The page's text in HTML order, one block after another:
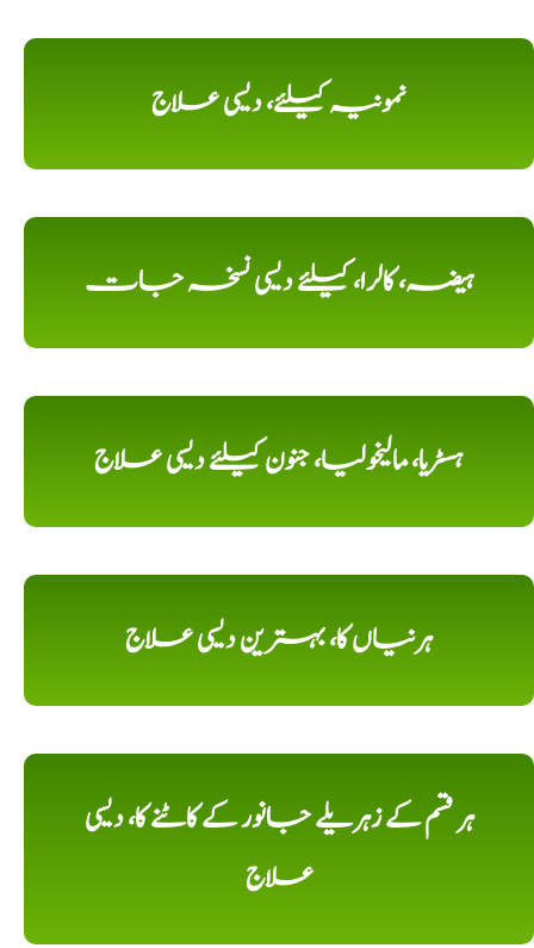
نمونیہ کیلئے، دیسی علاج
ہیضہ، کالرا، کیلئے دیسی نسخہ جات
ہسٹریا، مالیخولیا، جنون کیلئے دیسی علاج
ہرنیاں کا، بہترین دیسی علاج
ہر قسم کے زہریلے جانور کے کاٹنے کا، دیسی
علاج